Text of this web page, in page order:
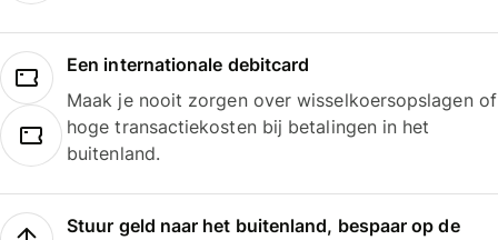
Een internationale debitcard
Maak je nooit zorgen over wisselkoersopslagen of
hoge transactiekosten bij betalingen in het
buitenland.
Stuur geld naar het buitenland, bespaar op de